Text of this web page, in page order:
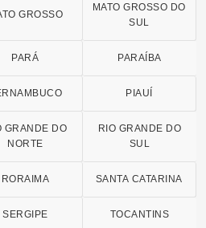
GROSSO
MATO GROSSO DO
SUL
PARÁ PARAÍBA
PIAUÍ
GRANDE DO
NORTE
RIO GRANDE DO
SUL
RORAIMA SANTA CATARINA
SERGIPE TOCANTINS